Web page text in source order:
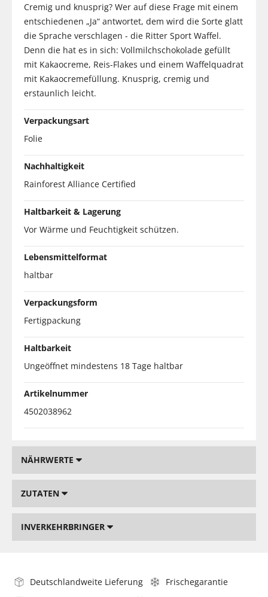
Cremig und knusprig? Wer auf diese Frage mit einem
entschiedenen „Ja“ antwortet, dem wird die Sorte glatt
die Sprache verschlagen - die Ritter Sport Waffel.
Denn die hat es in sich: Vollmilchschokolade gefüllt
mit Kakaocreme, Reis-Flakes und einem Waffelquadrat
mit Kakaocremefüllung. Knusprig, cremig und
erstaunlich leicht.
Verpackungsart
Folie
Nachhaltigkeit
Rainforest Alliance Certified
Haltbarkeit & Lagerung
Vor Wärme und Feuchtigkeit schützen.
Lebensmittelformat
haltbar
Verpackungsform
Fertigpackung
Haltbarkeit
Ungeöffnet mindestens 18 Tage haltbar
Artikelnummer
4502038962
NÄHRWERTE
ZUTATEN
INVERKEHRBRINGER
Deutschlandweite Lieferung
Frischegarantie